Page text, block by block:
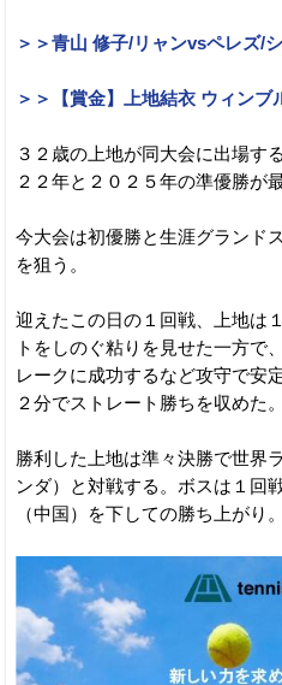
＞＞青山 修子/リャンvsペレズ/
＞＞【賞金】上地結衣 ウィンブ
３２歳の上地が同大会に出場す
２２年と２０２５年の準優勝が
今大会は初優勝と生涯グランド
を狙う。
迎えたこの日の１回戦、上地は
トをしのぐ粘りを見せた一方で
レークに成功するなど攻守で安
２分でストレート勝ちを収めた。
勝利した上地は準々決勝で世界
ンダ）と対戦する。ボスは１回
（中国）を下しての勝ち上がり。